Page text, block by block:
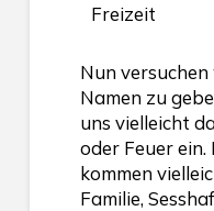
Freizeit
Nun
Namen zu
uns vielleicht
oder Feuer
kommen
Familie,